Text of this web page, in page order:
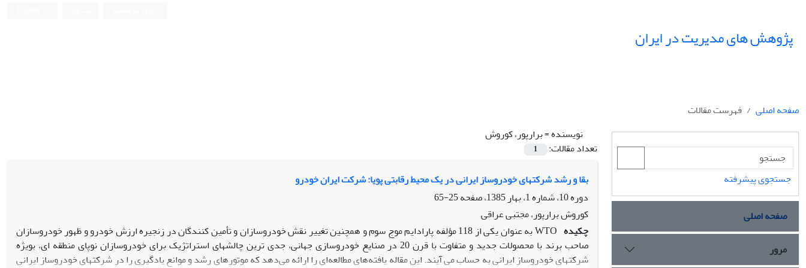
پژوهش های مدیریت در ایران
صفحه اصلی
فهرست مقالات
نویسنده =برارپور، کوروش
تعداد مقالات:
1
بقا و رشد شرکتهای خودروساز ایرانی در یک محیط رقابتی پویا: شرکت ایران خودرو
دوره 10، شماره 1، بهار 1385، صفحه
25-65
کوروش برارپور، مجتبی عراقی
چکیده
WTO به عنوان یکی از 118 مؤلفه‌ پارادایم موج سوم و همچنین تغییر نقش خودروسازان و تأمین کنندگان در زنجیره ارزش خودرو و ظهور خودروسازان
صاحب برند با محصولات جدید و متفاوت با قرن 20 در صنایع خودروسازی جهانی، جدی ترین چالشهای استراتژیک برای خودروسازان نوپای منطقه ای، بویژه
شرکتهای خودروساز ایرانی به حساب می آیند. این مقاله یافته‌های مطالعه‌ای را ارائه می‌دهد که موتورهای رشد و موانع یادگیری را در شرکتهای خودروساز ایرانی
جستجوی پیشرفته
صفحه اصلی
مرور